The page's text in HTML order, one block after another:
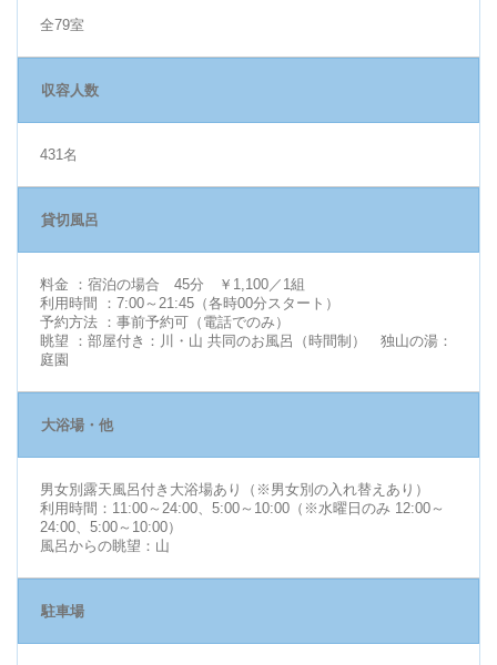
全79室
収容人数
431名
貸切風呂
料金 ：宿泊の場合 45分 ￥1,100／1組
利用時間 ：7:00～21:45（各時00分スタート）
予約方法 ：事前予約可（電話でのみ）
眺望 ：部屋付き：川・山 共同のお風呂（時間制） 独山の湯：
庭園
大浴場・他
男女別露天風呂付き大浴場あり（※男女別の入れ替えあり）
利用時間：11:00～24:00、5:00～10:00（※水曜日のみ 12:00～
24:00、5:00～10:00）
風呂からの眺望：山
駐車場